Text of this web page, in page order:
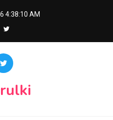
4:38:11 AM